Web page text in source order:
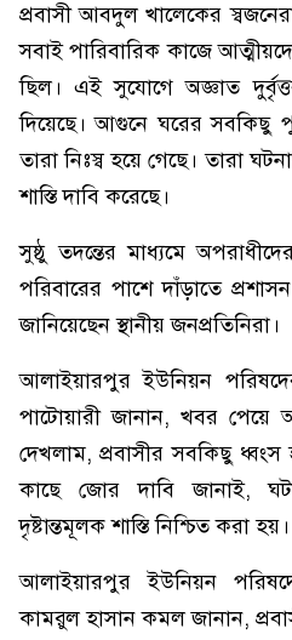
প্রবাসী আবদুল খালেকের
সবাই পারিবারিক কাজে
ছিল। এই সুযোগে অজ্ঞাত
দিয়েছে। আগুনে ঘরের সবকিছু
তারা নিঃস্ব হয়ে গেছে। তারা
শাস্তি দাবি করেছে।
সুষ্ঠু তদন্তের মাধ্যমে
পরিবারের পাশে দাঁড়াতে
জানিয়েছেন স্থানীয় জনপ্রতিনিরা।
আলাইয়ারপুর ইউনিয়ন
পাটোয়ারী জানান, খবর পেয়ে
দেখলাম, প্রবাসীর সবকিছু
কাছে জোর দাবি জানাই,
দৃষ্টান্তমূলক শাস্তি নিশ্চিত করা হয়।
আলাইয়ারপুর ইউনিয়ন
কামরুল হাসান কমল জানান,